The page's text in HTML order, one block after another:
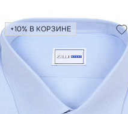
+10% В КОРЗИНЕ